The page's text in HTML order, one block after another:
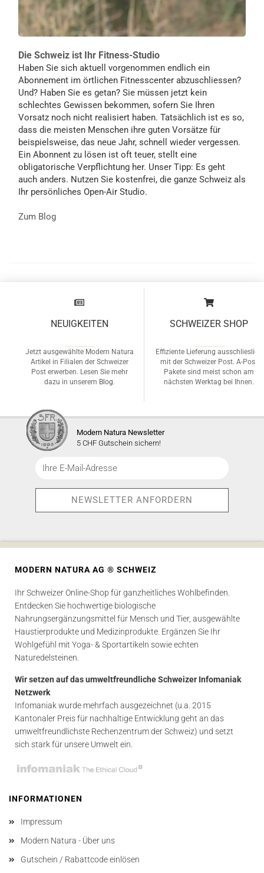
Die Schweiz ist Ihr Fitness-Studio
Haben Sie sich aktuell vorgenommen endlich ein
Abonnement im örtlichen Fitnesscenter abzuschliessen?
Und? Haben Sie es getan? Sie müssen jetzt kein
schlechtes Gewissen bekommen, sofern Sie Ihren
Vorsatz noch nicht realisiert haben. Tatsächlich ist es so,
dass die meisten Menschen ihre guten Vorsätze für
beispielsweise, das neue Jahr, schnell wieder vergessen.
Ein Abonnent zu lösen ist oft teuer, stellt eine
obligatorische Verpflichtung her. Unser Tipp: Es geht
auch anders. Nutzen Sie kostenfrei, die ganze Schweiz als
Ihr persönliches Open-Air Studio.
Zum Blog
NEUIGKEITEN
Jetzt ausgewählte Modern Natura
Artikel in Filialen der Schweizer
Post erwerben. Lesen Sie mehr
dazu in unserem Blog.
SCHWEIZER SHOP
Effiziente Lieferung ausschlieslich
mit der Schweizer Post. A-Post
Pakete sind meist schon am
nächsten Werktag bei Ihnen.
Modern Natura Newsletter
5 CHF Gutschein sichern!
MODERN NATURA AG ® SCHWEIZ
Ihr Schweizer Online-Shop für ganzheitliches Wohlbefinden.
Entdecken Sie hochwertige biologische
Nahrungsergänzungsmittel für Mensch und Tier, ausgewählte
Haustierprodukte und Medizinprodukte. Ergänzen Sie Ihr
Wohlgefühl mit Yoga- & Sportartikeln sowie echten
Naturedelsteinen.
Wir setzen auf das umweltfreundliche Schweizer Infomaniak
Netzwerk
Infomaniak wurde mehrfach ausgezeichnet (u.a. 2015
Kantonaler Preis für nachhaltige Entwicklung geht an das
umweltfreundlichste Rechenzentrum der Schweiz) und setzt
sich stark für unsere Umwelt ein.
INFORMATIONEN
Impressum
Modern Natura - Über uns
Gutschein / Rabattcode einlösen